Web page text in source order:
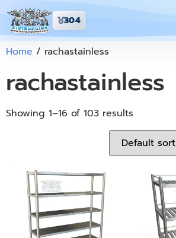
304
Home / rachastainless
rachastainless
Showing 1–16 of 103 results